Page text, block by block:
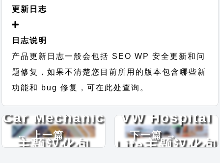
更新日志
日志说明
产品更新日志一般会包括 SEO WP 安全更新和问
题修复，如果不清楚您目前所用的版本包含哪些新
功能和 bug 修复，可在此处查询。
← 上一篇
Car Mechanic
主题汉化包
下一篇 →
VW Hospital
Lite主题汉化包